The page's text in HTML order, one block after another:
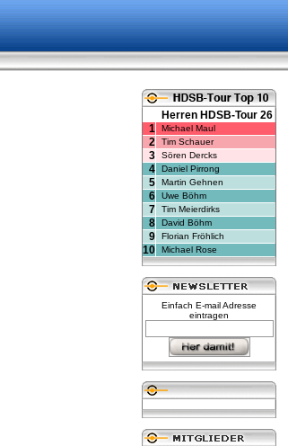
Herren HDSB-Tour 26
1 Michael Maul
2 Tim Schauer
3 Sören Dercks
4 Daniel Pirrong
5 Martin Gehnen
6 Uwe Böhm
7 Tim Meierdirks
8 David Böhm
9 Florian Fröhlich
10 Michael Rose
Einfach E-mail Adresse
eintragen